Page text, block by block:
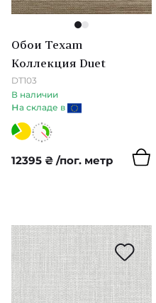
Golden Age
L'Epopee
Pure Morris
Santorini
Monaco
12
Обои Texam
Коллекция Duet
DT103
В наличии
на складе в
12395 ₴ /пог. метр